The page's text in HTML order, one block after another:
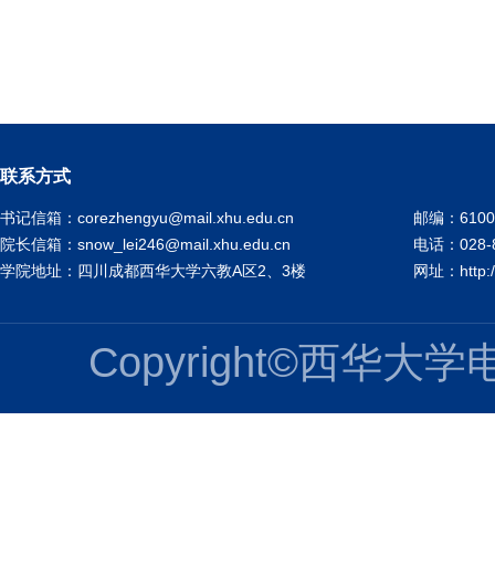
联系方式
书记信箱：corezhengyu@mail.xhu.edu.cn
院长信箱：snow_lei246@mail.xhu.edu.cn
学院地址：四川成都西华大学六教A区2、3楼
邮编：
电话：
网址：
Copyright©西华大学